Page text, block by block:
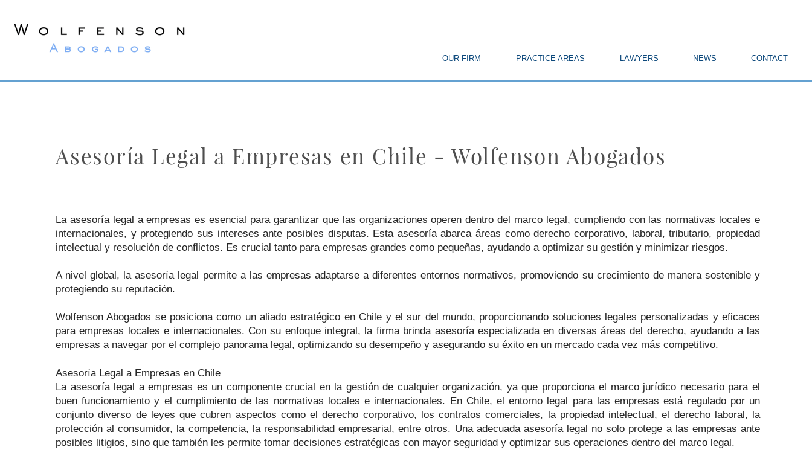
OUR FIRM PRACTICE AREAS LAWYERS NEWS CONTACT
Asesoría Legal a Empresas en Chile - Wolfenson Abogados
La asesoría legal a empresas es esencial para garantizar que las organizaciones operen dentro del marco legal, cumpliendo con las normativas locales e
internacionales, y protegiendo sus intereses ante posibles disputas. Esta asesoría abarca áreas como derecho corporativo, laboral, tributario, propiedad
intelectual y resolución de conflictos. Es crucial tanto para empresas grandes como pequeñas, ayudando a optimizar su gestión y minimizar riesgos.
A nivel global, la asesoría legal permite a las empresas adaptarse a diferentes entornos normativos, promoviendo su crecimiento de manera sostenible y
protegiendo su reputación.
Wolfenson Abogados se posiciona como un aliado estratégico en Chile y el sur del mundo, proporcionando soluciones legales personalizadas y eficaces
para empresas locales e internacionales. Con su enfoque integral, la firma brinda asesoría especializada en diversas áreas del derecho, ayudando a las
empresas a navegar por el complejo panorama legal, optimizando su desempeño y asegurando su éxito en un mercado cada vez más competitivo.
Asesoría Legal a Empresas en Chile
La asesoría legal a empresas es un componente crucial en la gestión de cualquier organización, ya que proporciona el marco jurídico necesario para el
buen funcionamiento y el cumplimiento de las normativas locales e internacionales. En Chile, el entorno legal para las empresas está regulado por un
conjunto diverso de leyes que cubren aspectos como el derecho corporativo, los contratos comerciales, la propiedad intelectual, el derecho laboral, la
protección al consumidor, la competencia, la responsabilidad empresarial, entre otros. Una adecuada asesoría legal no solo protege a las empresas ante
posibles litigios, sino que también les permite tomar decisiones estratégicas con mayor seguridad y optimizar sus operaciones dentro del marco legal.
Wolfenson